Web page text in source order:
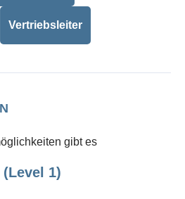
Vertriebsleiter
gibt es
1)